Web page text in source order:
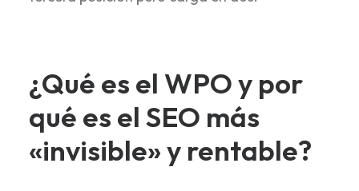
¿Qué es el WPO y por
qué es el SEO más
«invisible» y rentable?